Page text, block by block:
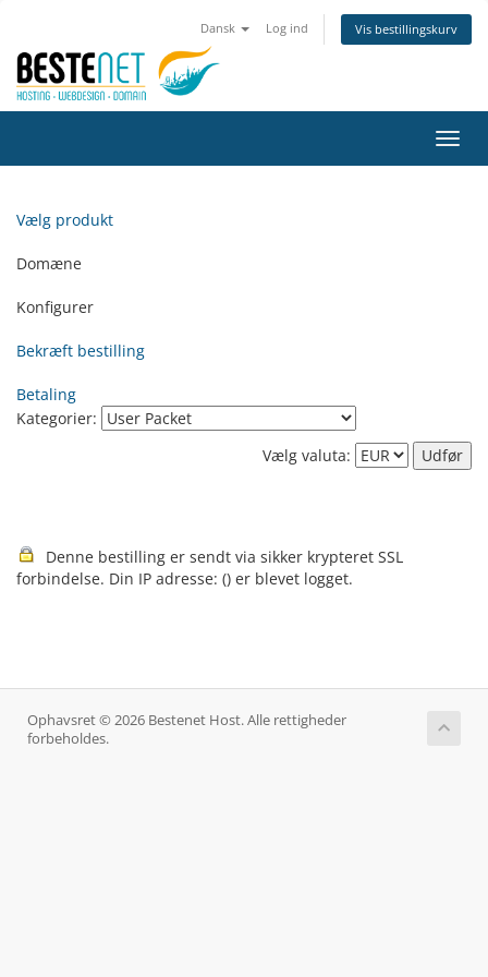
Dansk Log ind Vis bestillingskurv
Skift
Vælg produkt
Domæne
Konfigurer
Bekræft bestilling
Betaling
Kategorier:
Vælg valuta:
Denne bestilling er sendt via sikker krypteret SSL
forbindelse. Din IP adresse: () er blevet logget.
Ophavsret © 2026 Bestenet Host. Alle rettigheder
forbeholdes.